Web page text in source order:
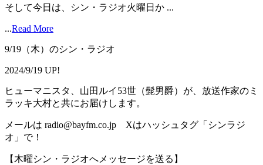
そして今日は、シン・ラジオ火曜日か ...
...Read More
9/19（木）のシン・ラジオ
2024/9/19 UP!
ヒューマニスタ、山田ルイ53世（髭男爵）が、放送作家のミ
ラッキ大村と共にお届けします。
メールは radio@bayfm.co.jp Xはハッシュタグ「シンラジ
オ」で！
【木曜シン・ラジオへメッセージを送る】